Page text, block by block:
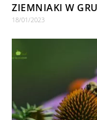
ZIEMNIAKI W
18/01/2023